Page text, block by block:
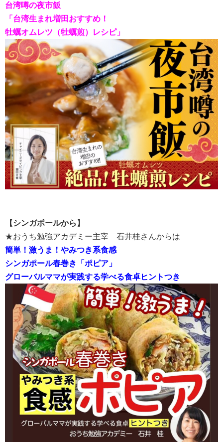
台湾噂の夜市飯
「台湾生まれ増田おすすめ！
牡蠣オムレツ（牡蠣煎）レシピ」
【シンガポールから】
★おうち勉強アカデミー主宰 石井桂さんからは
簡単！激うま！やみつき系食感
シンガポール春巻き「ポピア」
グローバルママが実践する学べる食卓ヒントつき